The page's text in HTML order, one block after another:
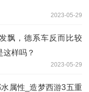
2023-05-29
飘，德系车反而比较
这样吗？
2023-05-29
属性_造梦西游3五重